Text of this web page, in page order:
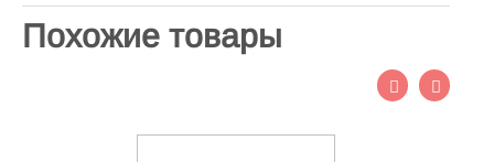
Похожие товары